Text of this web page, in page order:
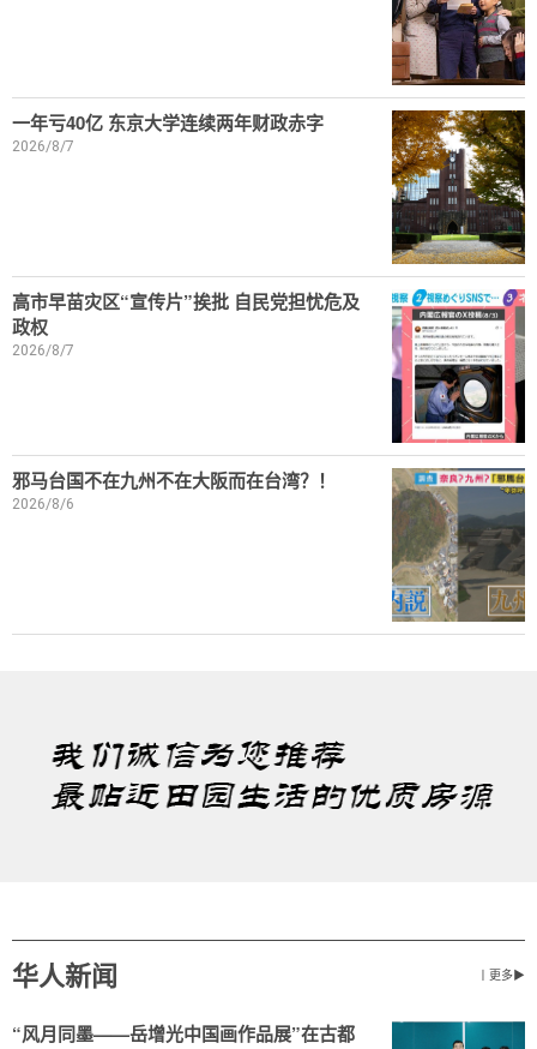
一年亏40亿 东京大学连续两年财政赤字
2026/8/7
高市早苗灾区“宣传片”挨批 自民党担忧危及
政权
2026/8/7
邪马台国不在九州不在大阪而在台湾？！
2026/8/6
华人新闻 丨更多▶
“风月同墨——岳增光中国画作品展”在古都